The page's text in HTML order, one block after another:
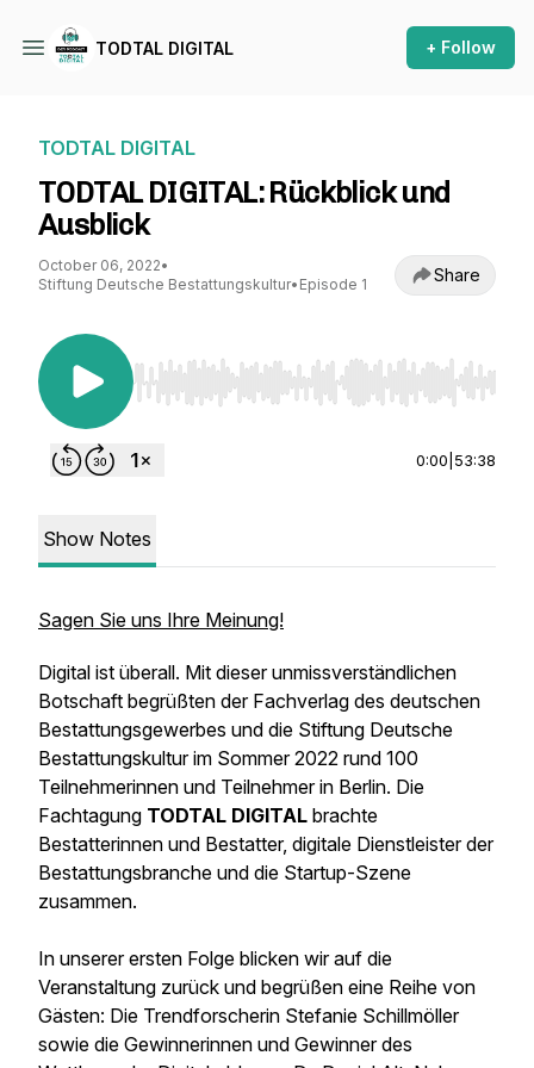
TODTAL DIGITAL + Follow
TODTAL DIGITAL
TODTAL DIGITAL: Rückblick und
Ausblick
October 06, 2022•
Stiftung Deutsche Bestattungskultur• Episode 1 Share
Use Left/Right to seek, Home/End to jump to
0:00 53:38
Show Notes
Sagen Sie uns Ihre Meinung!
Digital ist überall. Mit dieser unmissverständlichen
Botschaft begrüßten der Fachverlag des deutschen
Bestattungsgewerbes und die Stiftung Deutsche
Bestattungskultur im Sommer 2022 rund 100
Teilnehmerinnen und Teilnehmer in Berlin. Die
Fachtagung TODTAL DIGITAL brachte
Bestatterinnen und Bestatter, digitale Dienstleister der
Bestattungsbranche und die Startup-Szene
zusammen.
In unserer ersten Folge blicken wir auf die
Veranstaltung zurück und begrüßen eine Reihe von
Gästen: Die Trendforscherin Stefanie Schillmöller
sowie die Gewinnerinnen und Gewinner des